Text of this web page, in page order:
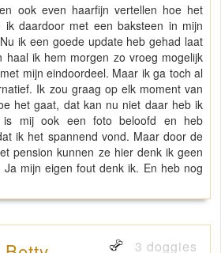
ook even haarfijn vertellen hoe het
ik daardoor met een baksteen in mijn
ik een goede update heb gehad laat
ik hem morgen zo vroeg mogelijk
mijn eindoordeel. Maar ik ga toch al
Ik zou graag op elk moment van
het gaat, dat kan nu niet daar heb ik
is mij ook een foto beloofd en heb
ik het spannend vond. Maar door de
pension kunnen ze hier denk ik geen
mijn eigen fout denk ik. En heb nog
3 doggies